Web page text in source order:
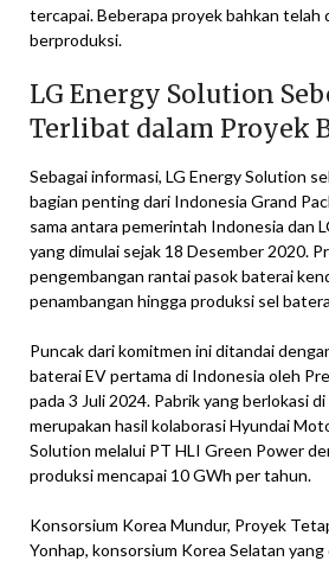
tercapai. Beberapa proyek bahkan telah
berproduksi.
LG Energy Solution
Terlibat dalam Proyek
Sebagai informasi, LG Energy Solution
bagian penting dari Indonesia Grand
sama antara pemerintah Indonesia dan
yang dimulai sejak 18 Desember 2020.
pengembangan rantai pasok baterai
penambangan hingga produksi sel
Puncak dari komitmen ini ditandai
baterai EV pertama di Indonesia oleh
pada 3 Juli 2024. Pabrik yang berlokasi
merupakan hasil kolaborasi Hyundai
Solution melalui PT HLI Green Power
produksi mencapai 10 GWh per tahun.
Konsorsium Korea Mundur, Proyek
Yonhap, konsorsium Korea Selatan